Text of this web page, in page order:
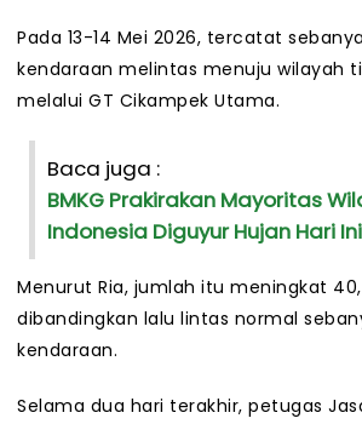
Pada 13-14 Mei 2026, tercatat
kendaraan melintas menuju wilayah
melalui GT Cikampek Utama.
Baca juga :
BMKG Prakirakan Mayoritas
Indonesia Diguyur Hujan Hari Ini
Menurut Ria, jumlah itu meningkat
dibandingkan lalu lintas normal
kendaraan.
Selama dua hari terakhir, petugas